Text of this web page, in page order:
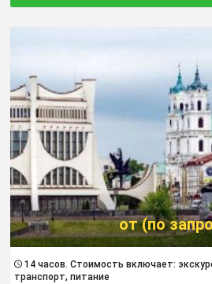
от (по
14 часов. Cтоимость включает:
транспорт, питание